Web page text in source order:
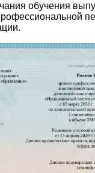
обучения